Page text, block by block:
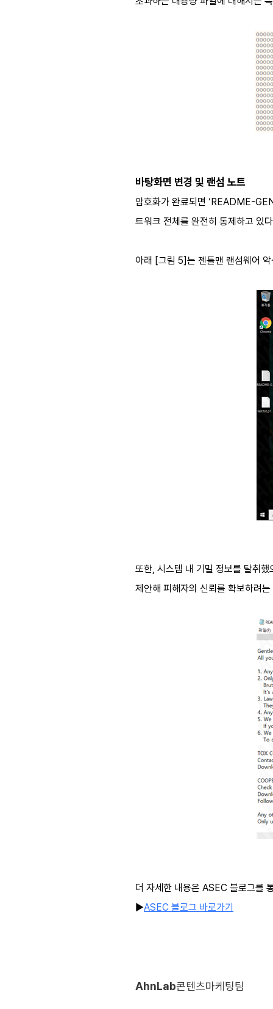
바탕화면 변경 및 랜섬 노트
암호화가 완료되면 ‘README-
트워크 전체를 완전히 통제하고 있
아래 [그림 5]는 젠틀맨 랜섬웨어
또한, 시스템 내 기밀 정보를 탈취
제안해 피해자의 신뢰를 확보하려
더 자세한 내용은 ASEC 블로그를
▶ASEC 블로그 바로가기
AhnLab콘텐츠마케팅팀